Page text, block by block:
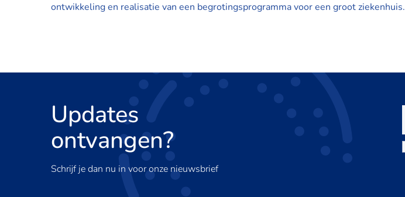
ontwikkeling en realisatie van een begrotingsprogramma voor een groot ziekenhuis.
Updates
ontvangen?
Schrijf je dan nu in voor onze nieuwsbrief